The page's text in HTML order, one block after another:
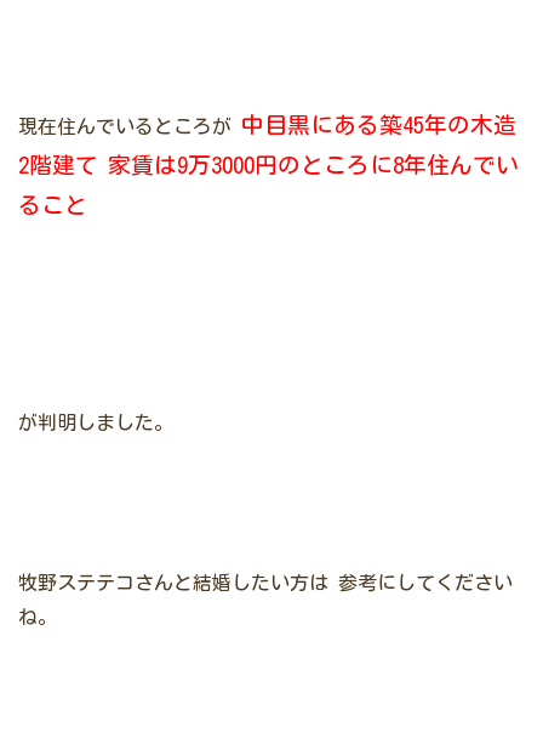
現在住んでいるところが
中目黒にある築45年の木造
2階建て
家賃は9万3000円のところに8年住んでい
ること
が判明しました。
牧野ステテコさんと結婚したい方は 参考にしてください
ね。